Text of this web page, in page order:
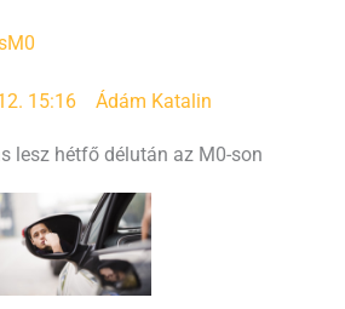
M0
15:16 Ádám Katalin
lesz hétfő délután az M0-son